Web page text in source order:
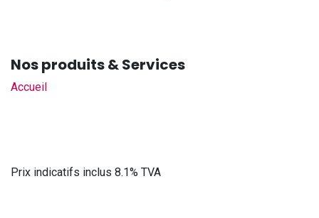
Nos produits & Services
Accueil
Prix indicatifs inclus 8.1% TVA